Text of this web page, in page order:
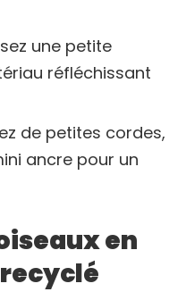
une petite
réfléchissant
de petites cordes,
ancre pour un
en